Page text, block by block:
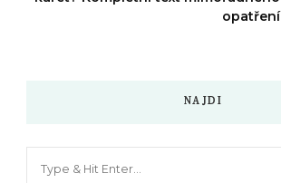
opatření
NAJDI